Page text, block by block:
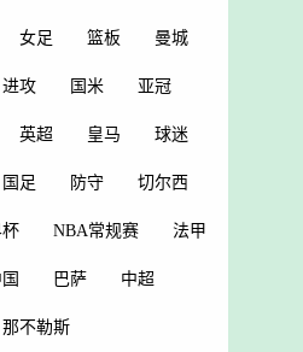
女足 篮板 曼城
进攻 国米 亚冠
英超 皇马 球迷
国足 防守 切尔西
NBA常规赛 法甲
巴萨 中超
那不勒斯